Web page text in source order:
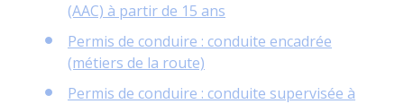
(AAC) à partir de 15 ans
Permis de conduire : conduite encadrée
(métiers de la route)
Permis de conduire : conduite supervisée à